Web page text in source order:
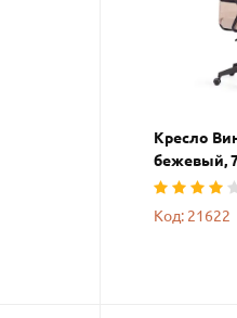
Кресло
бежевый,
Код: 21622